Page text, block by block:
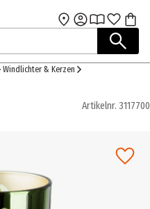
Zum Hauptinhalt
Windlichter & Kerzen
Artikelnr. 3117700